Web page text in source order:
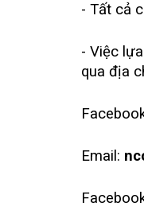
- Tất cả
- Việc
qua địa
Email: